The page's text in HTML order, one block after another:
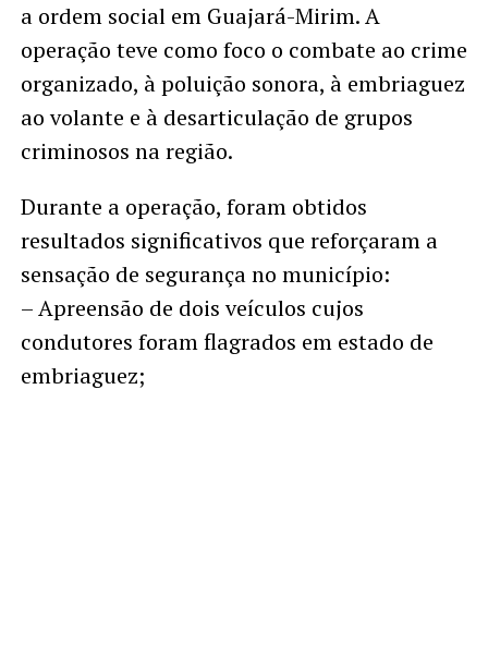
a ordem social em Guajará-Mirim. A
operação teve como foco o combate ao crime
organizado, à poluição sonora, à embriaguez
ao volante e à desarticulação de grupos
criminosos na região.
Durante a operação, foram obtidos
resultados significativos que reforçaram a
sensação de segurança no município:
– Apreensão de dois veículos cujos
condutores foram flagrados em estado de
embriaguez;